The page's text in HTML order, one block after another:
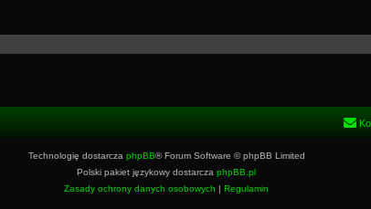
Technologię dostarcza phpBB® Forum Software © phpBB Limited
Polski pakiet językowy dostarcza phpBB.pl
Zasady ochrony danych osobowych | Regulamin